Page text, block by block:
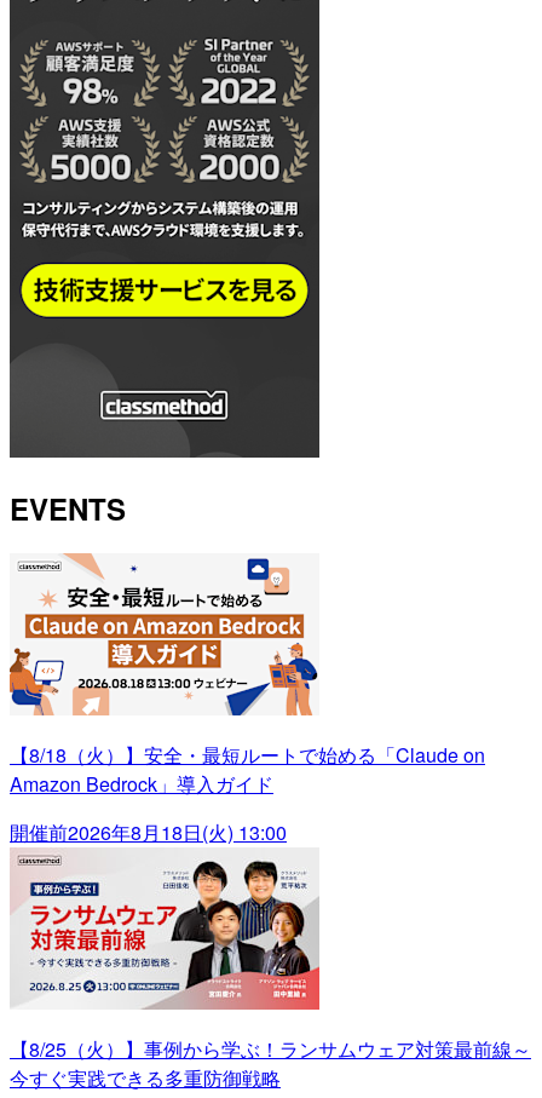
EVENTS
【8/18（火）】安全・最短ルートで始める「Claude on
Amazon Bedrock」導入ガイド
開催前2026年8月18日(火) 13:00
【8/25（火）】事例から学ぶ！ランサムウェア対策最前線～
今すぐ実践できる多重防御戦略